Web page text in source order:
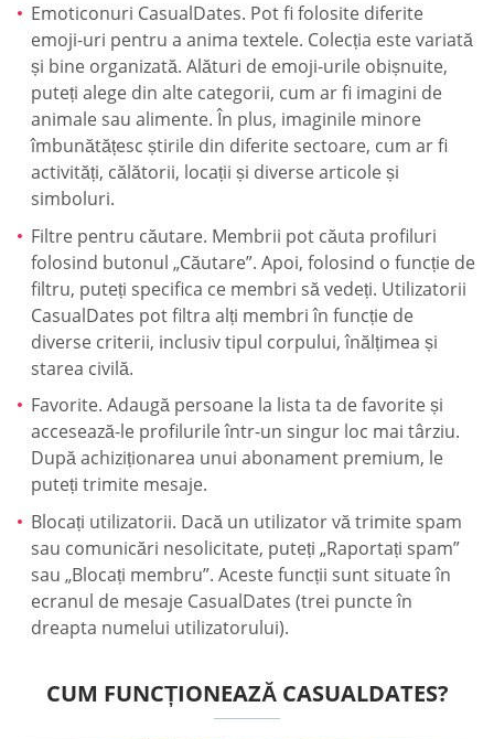
Emoticonuri СasualDates. Pot fi folosite diferite
emoji-uri pentru a anima textele. Colecția este variată
și bine organizată. Alături de emoji-urile obișnuite,
puteți alege din alte categorii, cum ar fi imagini de
animale sau alimente. În plus, imaginile minore
îmbunătățesc știrile din diferite sectoare, cum ar fi
activități, călătorii, locații și diverse articole și
simboluri.
Filtre pentru căutare. Membrii pot căuta profiluri
folosind butonul „Căutare”. Apoi, folosind o funcție de
filtru, puteți specifica ce membri să vedeți. Utilizatorii
CasualDates pot filtra alți membri în funcție de
diverse criterii, inclusiv tipul corpului, înălțimea și
starea civilă.
Favorite. Adaugă persoane la lista ta de favorite și
accesează-le profilurile într-un singur loc mai târziu.
După achiziționarea unui abonament premium, le
puteți trimite mesaje.
Blocați utilizatorii. Dacă un utilizator vă trimite spam
sau comunicări nesolicitate, puteți „Raportați spam”
sau „Blocați membru”. Aceste funcții sunt situate în
ecranul de mesaje СasualDates (trei puncte în
dreapta numelui utilizatorului).
CUM FUNCȚIONEAZĂ СASUALDATES?